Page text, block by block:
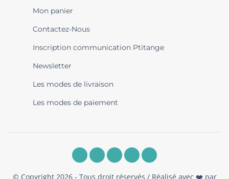
Mon panier
Contactez-Nous
Inscription communication Ptitange
Newsletter
Les modes de livraison
Les modes de paiement
© Copyright 2026 - Tous droit réservés / Réalisé avec ❤️ par